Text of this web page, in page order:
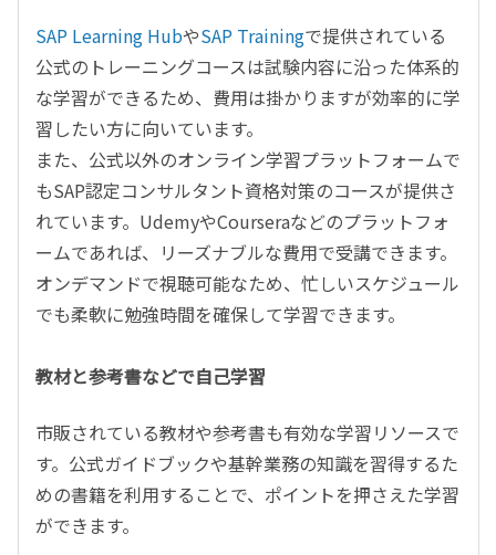
SAP Learning HubやSAP Trainingで提供されている
公式のトレーニングコースは試験内容に沿った体系的
な学習ができるため、費用は掛かりますが効率的に学
習したい方に向いています。
また、公式以外のオンライン学習プラットフォームで
もSAP認定コンサルタント資格対策のコースが提供さ
れています。 UdemyやCourseraなどのプラットフォ
ームであれば、リーズナブルな費用で受講できます。
オンデマンドで視聴可能なため、忙しいスケジュール
でも柔軟に勉強時間を確保して学習できます。
教材と参考書などで自己学習
市販されている教材や参考書も有効な学習リソースで
す。公式ガイドブックや基幹業務の知識を習得するた
めの書籍を利用することで、ポイントを押さえた学習
ができます。